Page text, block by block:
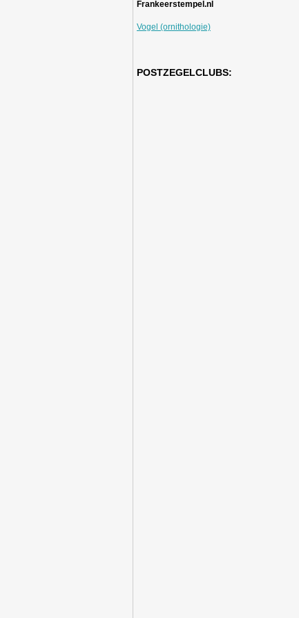
Frankeerstempel.nl
Vogel (ornithologie)
POSTZEGELCLUBS: